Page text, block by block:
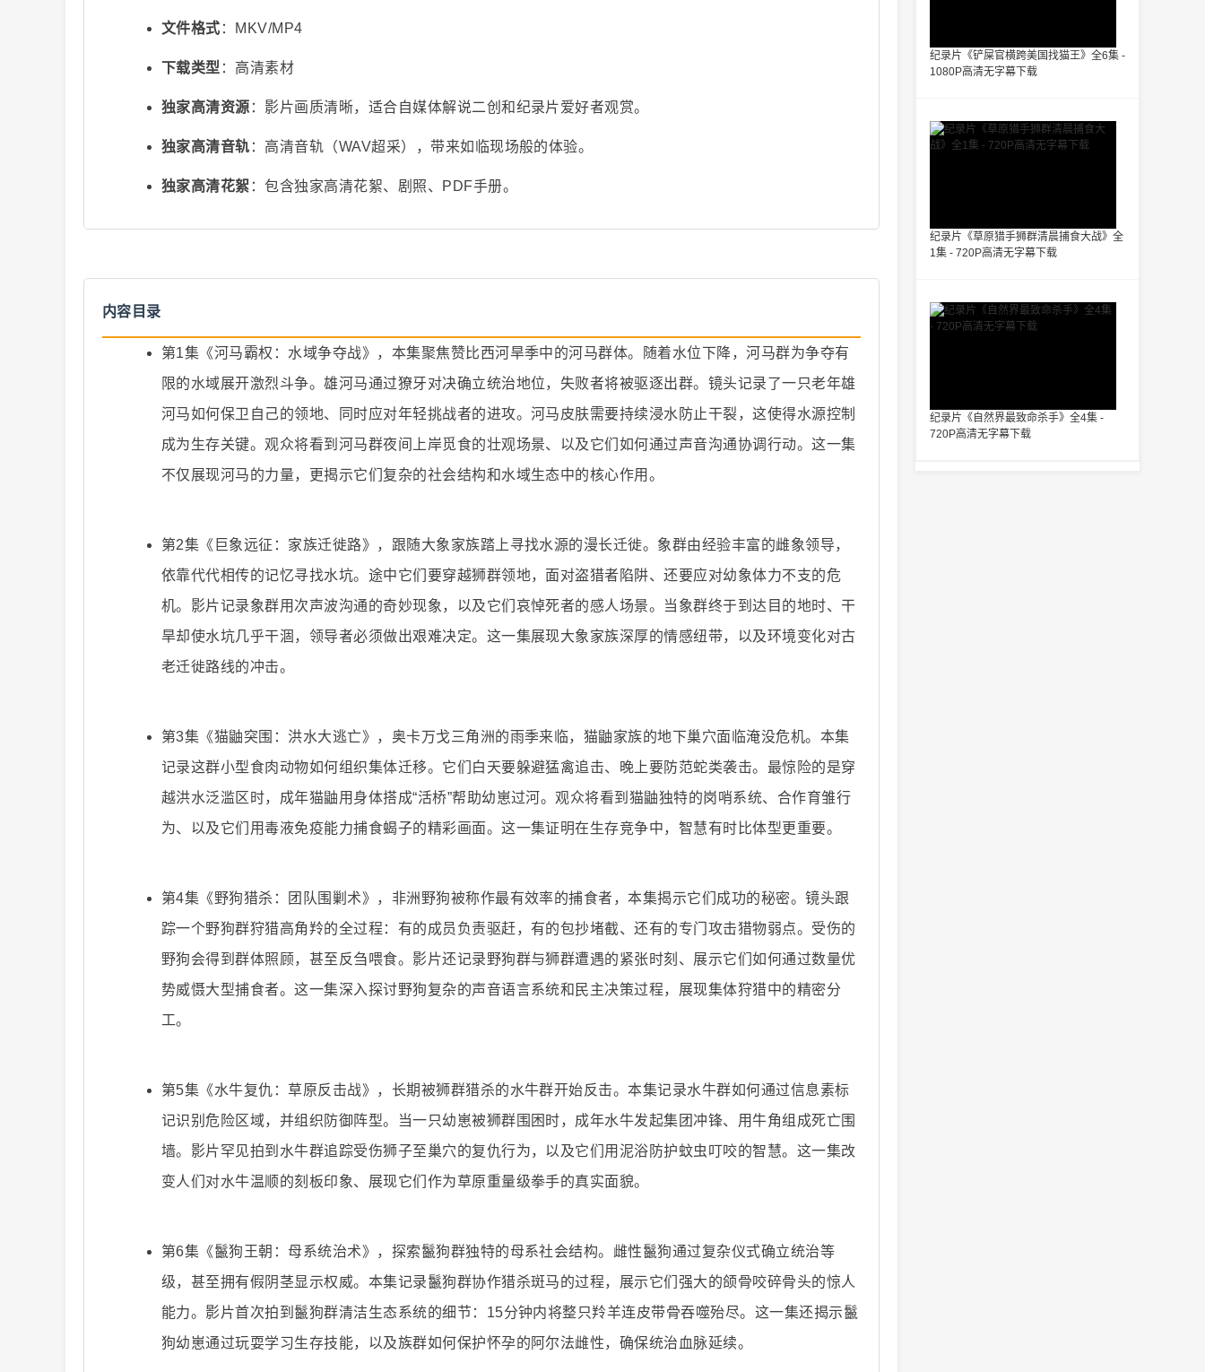
频
款
创
文件格式 ：MKV/MP4
下载类型 ：高清素材
独家高清资源 ：影片画质清晰，适合自媒体解说二创和纪录片爱好者观赏。
独家高清音轨 ：高清音轨（WAV超采），带来如临现场般的体验。
独家高清花絮 ：包含独家高清花絮、剧照、PDF手册。
内容目录
第1集《河马霸权：水域争夺战》，本集聚焦赞比西河旱季中的河马群体。随着水位下降，河马群为争夺有
限的水域展开激烈斗争。雄河马通过獠牙对决确立统治地位，失败者将被驱逐出群。镜头记录了一只老年雄
河马如何保卫自己的领地、同时应对年轻挑战者的进攻。河马皮肤需要持续浸水防止干裂，这使得水源控制
成为生存关键。观众将看到河马群夜间上岸觅食的壮观场景、以及它们如何通过声音沟通协调行动。这一集
不仅展现河马的力量，更揭示它们复杂的社会结构和水域生态中的核心作用。
第2集《巨象远征：家族迁徙路》，跟随大象家族踏上寻找水源的漫长迁徙。象群由经验丰富的雌象领导，
依靠代代相传的记忆寻找水坑。途中它们要穿越狮群领地，面对盗猎者陷阱、还要应对幼象体力不支的危
机。影片记录象群用次声波沟通的奇妙现象，以及它们哀悼死者的感人场景。当象群终于到达目的地时、干
旱却使水坑几乎干涸，领导者必须做出艰难决定。这一集展现大象家族深厚的情感纽带，以及环境变化对古
老迁徙路线的冲击。
第3集《猫鼬突围：洪水大逃亡》，奥卡万戈三角洲的雨季来临，猫鼬家族的地下巢穴面临淹没危机。本集
记录这群小型食肉动物如何组织集体迁移。它们白天要躲避猛禽追击、晚上要防范蛇类袭击。最惊险的是穿
越洪水泛滥区时，成年猫鼬用身体搭成“活桥”帮助幼崽过河。观众将看到猫鼬独特的岗哨系统、合作育雏行
为、以及它们用毒液免疫能力捕食蝎子的精彩画面。这一集证明在生存竞争中，智慧有时比体型更重要。
第4集《野狗猎杀：团队围剿术》，非洲野狗被称作最有效率的捕食者，本集揭示它们成功的秘密。镜头跟
踪一个野狗群狩猎高角羚的全过程：有的成员负责驱赶，有的包抄堵截、还有的专门攻击猎物弱点。受伤的
野狗会得到群体照顾，甚至反刍喂食。影片还记录野狗群与狮群遭遇的紧张时刻、展示它们如何通过数量优
势威慑大型捕食者。这一集深入探讨野狗复杂的声音语言系统和民主决策过程，展现集体狩猎中的精密分
工。
第5集《水牛复仇：草原反击战》，长期被狮群猎杀的水牛群开始反击。本集记录水牛群如何通过信息素标
记识别危险区域，并组织防御阵型。当一只幼崽被狮群围困时，成年水牛发起集团冲锋、用牛角组成死亡围
墙。影片罕见拍到水牛群追踪受伤狮子至巢穴的复仇行为，以及它们用泥浴防护蚊虫叮咬的智慧。这一集改
变人们对水牛温顺的刻板印象、展现它们作为草原重量级拳手的真实面貌。
第6集《鬣狗王朝：母系统治术》，探索鬣狗群独特的母系社会结构。雌性鬣狗通过复杂仪式确立统治等
级，甚至拥有假阴茎显示权威。本集记录鬣狗群协作猎杀斑马的过程，展示它们强大的颌骨咬碎骨头的惊人
能力。影片首次拍到鬣狗群清洁生态系统的细节：15分钟内将整只羚羊连皮带骨吞噬殆尽。这一集还揭示鬣
狗幼崽通过玩耍学习生存技能，以及族群如何保护怀孕的阿尔法雌性，确保统治血脉延续。
纪录片《铲屎官横跨美国找猫王》全6集 -
1080P高清无字幕下载
纪录片《草原猎手狮群清晨捕食大战》全
1集 - 720P高清无字幕下载
纪录片《自然界最致命杀手》全4集 -
720P高清无字幕下载